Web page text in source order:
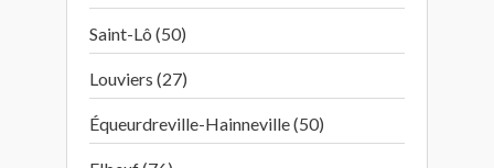
Saint-Lô (50)
Louviers (27)
Équeurdreville-Hainneville (50)